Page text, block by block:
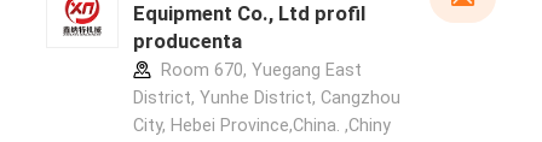
Equipment Co., Ltd profil
producenta
Room 670, Yuegang East
District, Yunhe District, Cangzhou
City, Hebei Province,China. ,Chiny